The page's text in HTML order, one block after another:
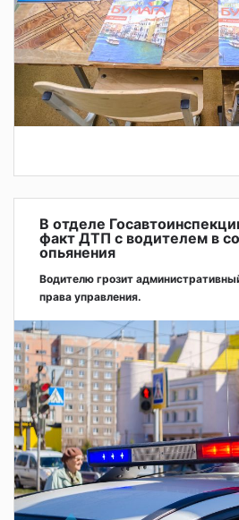
В отделе
факт ДТП с водителем в
опьянения
Водителю грозит
права управления.